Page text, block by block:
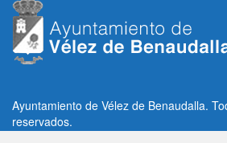
Ayuntamiento de Vélez de Benaudalla.
reservados.